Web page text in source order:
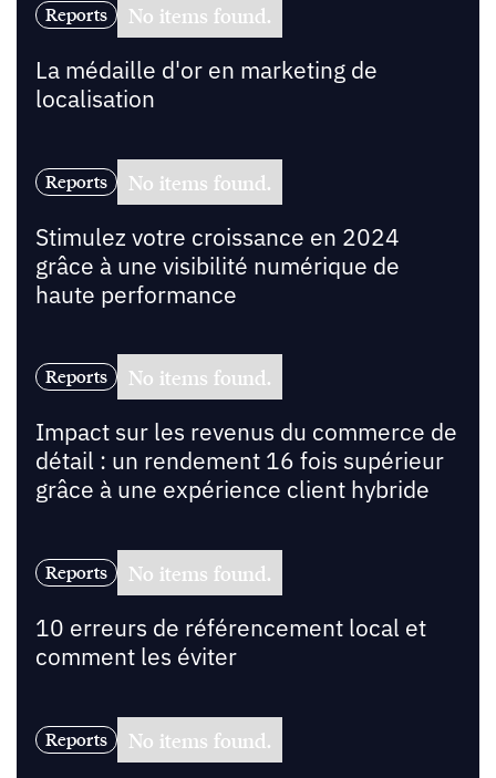
Reports No items found.
La médaille d'or en marketing de
localisation
Reports No items found.
Stimulez votre croissance en 2024
grâce à une visibilité numérique de
haute performance
Reports No items found.
Impact sur les revenus du commerce de
détail : un rendement 16 fois supérieur
grâce à une expérience client hybride
Reports No items found.
10 erreurs de référencement local et
comment les éviter
Reports No items found.